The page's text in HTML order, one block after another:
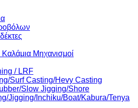
Μηχανισμοί
/ LRF
Surf Casting/Hevy Casting
Slow Jigging/Shore
Jigging/Inchiku/Boat/Kabura/Tenya